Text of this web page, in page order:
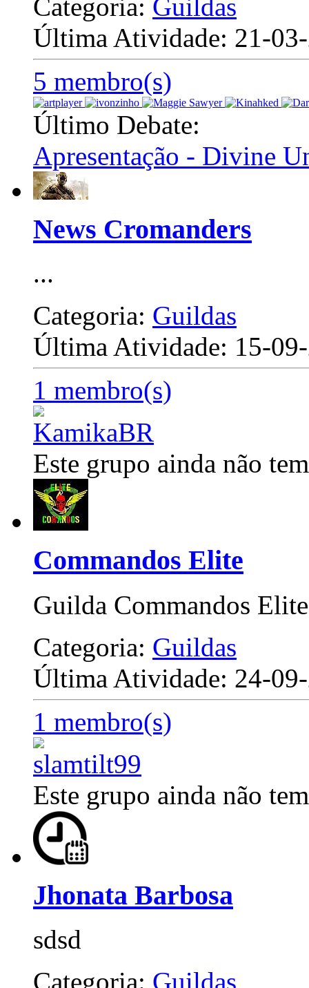
Categoria: Guildas
Última Atividade: 21-
5 membro(s)
Último Debate:
Apresentação - Divine
News Cromanders
...
Categoria: Guildas
Última Atividade: 15-
1 membro(s)
Este grupo ainda não
Commandos Elite
Guilda Commandos
Categoria: Guildas
Última Atividade: 24-
1 membro(s)
Este grupo ainda não
Jhonata Barbosa
sdsd
Categoria: Guildas